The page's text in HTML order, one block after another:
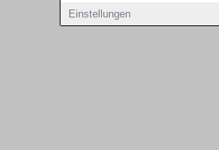
Einstellungen